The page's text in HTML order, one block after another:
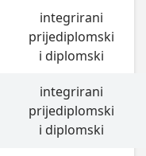
integrirani
prijediplomski
i diplomski
integrirani
prijediplomski
i diplomski